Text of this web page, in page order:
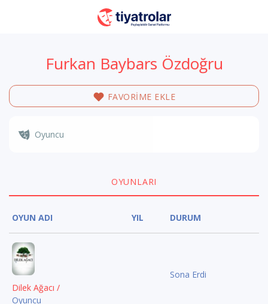
Furkan Baybars Özdoğru
FAVORİME EKLE
Oyuncu
OYUNLARI
OYUN ADI YIL DURUM
Dilek Ağacı /
Oyuncu
Sona Erdi